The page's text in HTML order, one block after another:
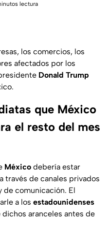
lectura
los comercios, los
afectados por los
Donald Trump
que México
el resto del mes
México debería estar
través de canales privados
de comunicación. El
a los estadounidenses
aranceles antes de